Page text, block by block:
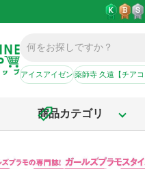
アイスアイゼン薬師寺 久遠【チア
商品カテゴリ